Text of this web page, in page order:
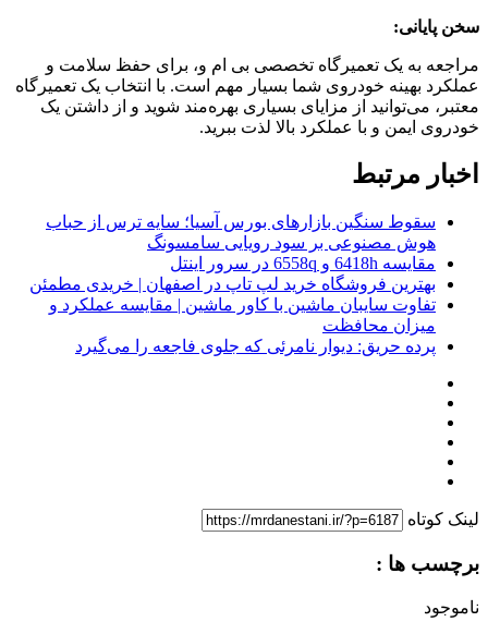
سخن پایانی:
مراجعه به یک تعمیرگاه تخصصی بی ام و، برای حفظ سلامت و
عملکرد بهینه خودروی شما بسیار مهم است. با انتخاب یک تعمیرگاه
معتبر، می‌توانید از مزایای بسیاری بهره‌مند شوید و از داشتن یک
خودروی ایمن و با عملکرد بالا لذت ببرید.
اخبار مرتبط
سقوط سنگین بازارهای بورس آسیا؛ سایه ترس از حباب
هوش مصنوعی بر سود رویایی سامسونگ
مقایسه 6418h و 6558q در سرور اینتل
بهترین فروشگاه خرید لپ تاپ در اصفهان | خریدی مطمئن
تفاوت سایبان ماشین با کاور ماشین | مقایسه عملکرد و
میزان محافظت
پرده حریق: دیوار نامرئی که جلوی فاجعه را می‌گیرد
لینک کوتاه
برچسب ها :
ناموجود